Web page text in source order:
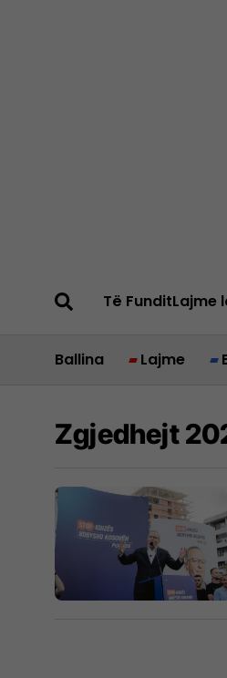
Të FunditLajme
Ballina Lajme
Zgjedhejt